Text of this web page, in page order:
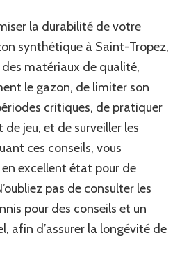
la durabilité de votre
synthétique à Saint-Tropez,
matériaux de qualité,
le gazon, de limiter son
critiques, de pratiquer
jeu, et de surveiller les
ces conseils, vous
excellent état pour de
pas de consulter les
pour des conseils et un
afin d’assurer la longévité de